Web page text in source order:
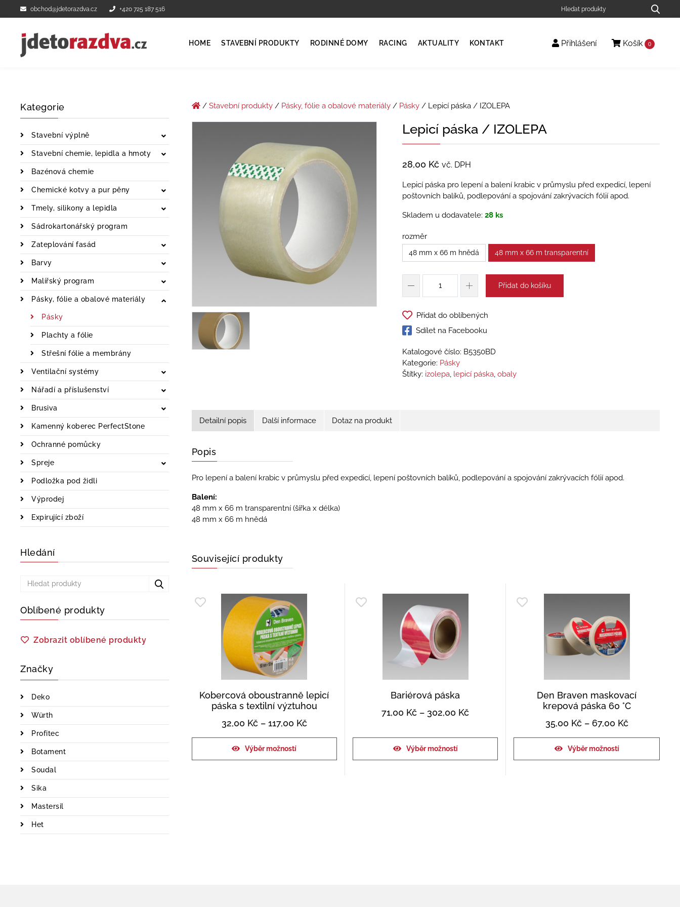
obchod@jdetorazdva.cz +420 725 187 516
HOME STAVEBNÍ PRODUKTY RODINNÉ DOMY RACING AKTUALITY KONTAKT Přihlášení Košík 0
Kategorie
Stavební výplně
Stavební chemie, lepidla a hmoty
Bazénová chemie
Chemické kotvy a pur pěny
Tmely, silikony a lepidla
Sádrokartonářský program
Zateplování fasád
Barvy
Malířský program
Pásky, fólie a obalové materiály
Pásky
Plachty a fólie
Střešní fólie a membrány
Ventilační systémy
Nářadí a příslušenství
Brusiva
Kamenný koberec PerfectStone
Ochranné pomůcky
Spreje
Podložka pod židli
Výprodej
Expirující zboží
Hledání
Oblíbené produkty
Zobrazit oblíbené produkty
Značky
Deko
Würth
Profitec
Botament
Soudal
Sika
Mastersil
Het
/ Stavební produkty/ Pásky, fólie a obalové materiály/ Pásky/ Lepicí páska / IZOLEPA
Lepicí páska / IZOLEPA
28,00 Kč vč. DPH
Lepicí páska pro lepení a balení krabic v průmyslu před expedicí, lepení
poštovních balíků, podlepování a spojování zakrývacích fólií apod.
Skladem u dodavatele: 28 ks
rozměr
48 mm x 66 m hnědá 48 mm x 66 m transparentní
Přidat do košíku
Přidat do oblíbených
Sdílet na Facebooku
Katalogové číslo: B5350BD
Kategorie: Pásky
Štítky: izolepa lepicí páska obaly
Detailní popis Další informace Dotaz na produkt
Popis
Pro lepení a balení krabic v průmyslu před expedicí, lepení poštovních balíků, podlepování a spojování zakrývacích fólií apod.
Balení:
48 mm x 66 m transparentní (šířka x délka)
48 mm x 66 m hnědá
Související produkty
Kobercová oboustranně lepicí
páska s textilní výztuhou
32,00 Kč– 117,00 Kč
Výběr možností
Bariérová páska
71,00 Kč – 302,00 Kč
Výběr možností
Den Braven maskovací
krepová páska 60 °C
35,00 Kč– 67,00 Kč
Výběr možností